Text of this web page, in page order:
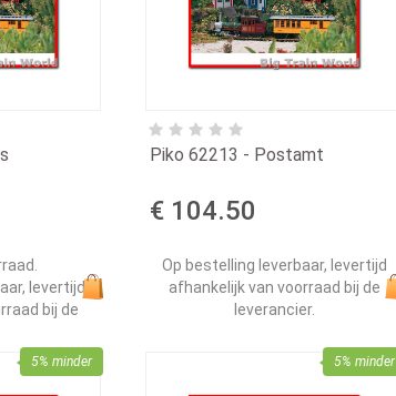
levertijd
bij de
Piko 62213 - Postamt
€ 104.50
Op bestelling leverbaar, levertijd
afhankelijk van voorraad bij de
leverancier.
5% minder 5% minder